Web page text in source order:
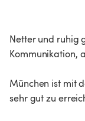
Netter und ruhig
Kommunikation,
München ist mit
sehr gut zu